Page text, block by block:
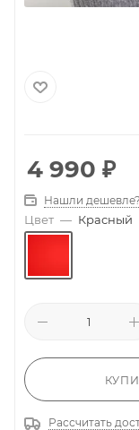
4 990 ₽
Нашли дешевле?
Цвет — Красный
Рассчитать